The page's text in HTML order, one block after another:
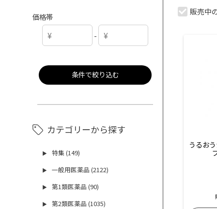
価格帯
-
条件で絞り込む
カテゴリーから探す
▶ 特集 (149)
▶ 一般用医薬品 (2122)
▶ 第1類医薬品 (90)
▶ 第2類医薬品 (1035)
販売中
うるお